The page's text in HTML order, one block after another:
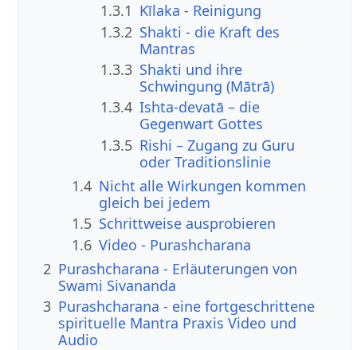
1.3.1 Kīlaka - Reinigung
1.3.2 Shakti - die Kraft des
Mantras
1.3.3 Shakti und ihre
Schwingung (Mātrā)
1.3.4 Ishta-devatā – die
Gegenwart Gottes
1.3.5 Rishi – Zugang zu Guru
oder Traditionslinie
1.4 Nicht alle Wirkungen kommen
gleich bei jedem
1.5 Schrittweise ausprobieren
1.6 Video - Purashcharana
2 Purashcharana - Erläuterungen von
Swami Sivananda
3 Purashcharana - eine fortgeschrittene
spirituelle Mantra Praxis Video und
Audio